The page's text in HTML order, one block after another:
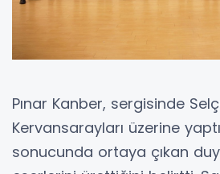
Pınar Kanber, sergisinde
Kervansarayları üzerine
sonucunda ortaya çıkan